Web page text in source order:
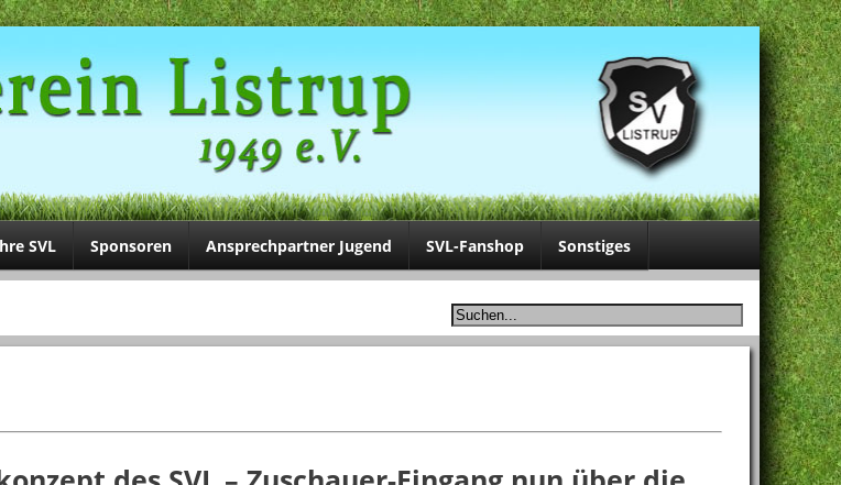
SVL Sponsoren Ansprechpartner Jugend SVL-Fanshop Sonstiges